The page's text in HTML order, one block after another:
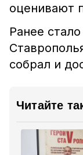
оценивают
Ранее
собрал и
Читайте